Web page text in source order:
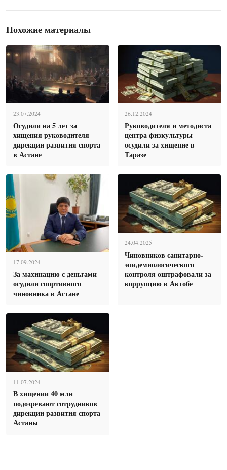
Похожие материалы
23.07.2024
Осудили на 5 лет за
хищения руководителя
дирекции развития спорта
в Астане
26.12.2024
Руководителя и методиста
центра физкультуры
осудили за хищение в
Таразе
17.09.2024
За махинацию с деньгами
осудили спортивного
чиновника в Астане
24.04.2025
Чиновников санитарно-
эпидемиологического
контроля оштрафовали за
коррупцию в Актобе
11.07.2024
В хищении 40 млн
подозревают сотрудников
дирекции развития спорта
Астаны